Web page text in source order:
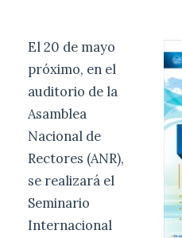
El 20 de mayo
próximo, en el
auditorio de la
Asamblea
Nacional de
Rectores (ANR),
se realizará el
Seminario
Internacional